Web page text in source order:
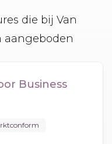
die bij Van
aangeboden
Business